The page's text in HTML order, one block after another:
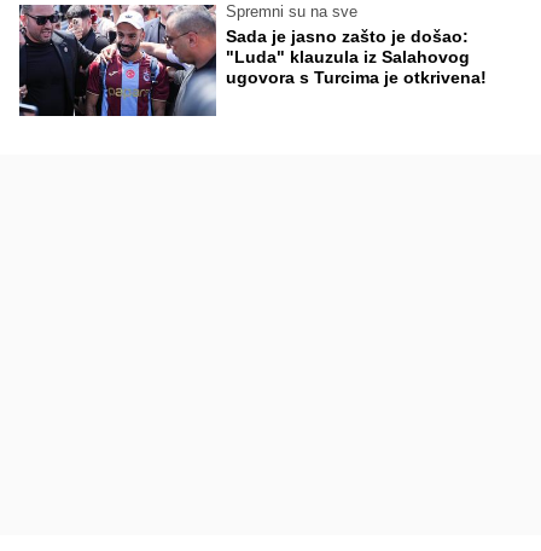
Spremni su na sve
Sada je jasno zašto je došao:
"Luda" klauzula iz Salahovog
ugovora s Turcima je otkrivena!